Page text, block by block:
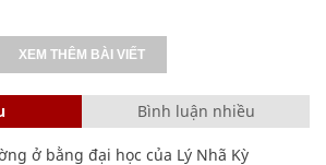
XEM THÊM BÀI VIẾT
Bình luận nhiều
ở bằng đại học của Lý Nhã Kỳ